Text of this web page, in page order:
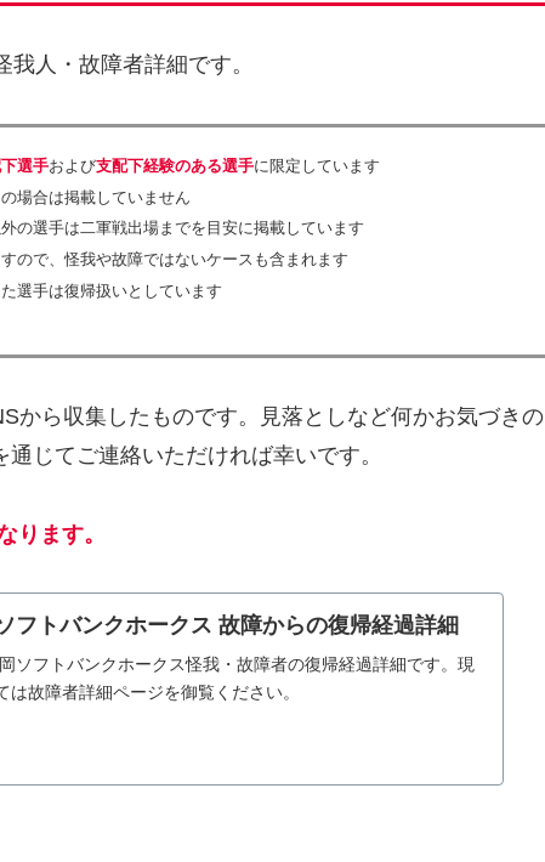
我人・故障者詳細です。
選手および支配下経験のある選手に限定しています
場合は掲載していません
の選手は二軍戦出場までを目安に掲載しています
ので、怪我や故障ではないケースも含まれます
選手は復帰扱いとしています
から収集したものです。見落としなど何かお気づきの
通じてご連絡いただければ幸いです。
ります。
フトバンクホークス 故障からの復帰経過詳細
ソフトバンクホークス怪我・故障者の復帰経過詳細です。現
は故障者詳細ページを御覧ください。